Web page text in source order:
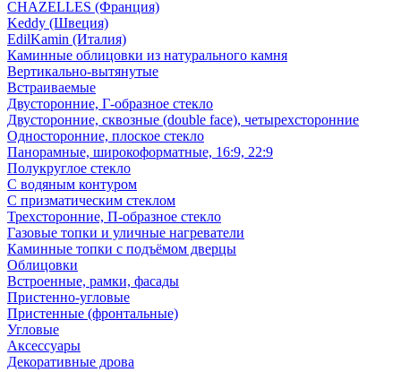
CHAZELLES (Франция)
Keddy (Швеция)
EdilKamin (Италия)
Каминные облицовки из натурального камня
Вертикально-вытянутые
Встраиваемые
Двусторонние, Г-образное стекло
Двусторонние, сквозные (double face), четырехсторонние
Односторонние, плоское стекло
Панорамные, широкоформатные, 16:9, 22:9
Полукруглое стекло
С водяным контуром
С призматическим стеклом
Трехсторонние, П-образное стекло
Газовые топки и уличные нагреватели
Каминные топки с подъёмом дверцы
Облицовки
Встроенные, рамки, фасады
Пристенно-угловые
Пристенные (фронтальные)
Угловые
Аксессуары
Декоративные дрова